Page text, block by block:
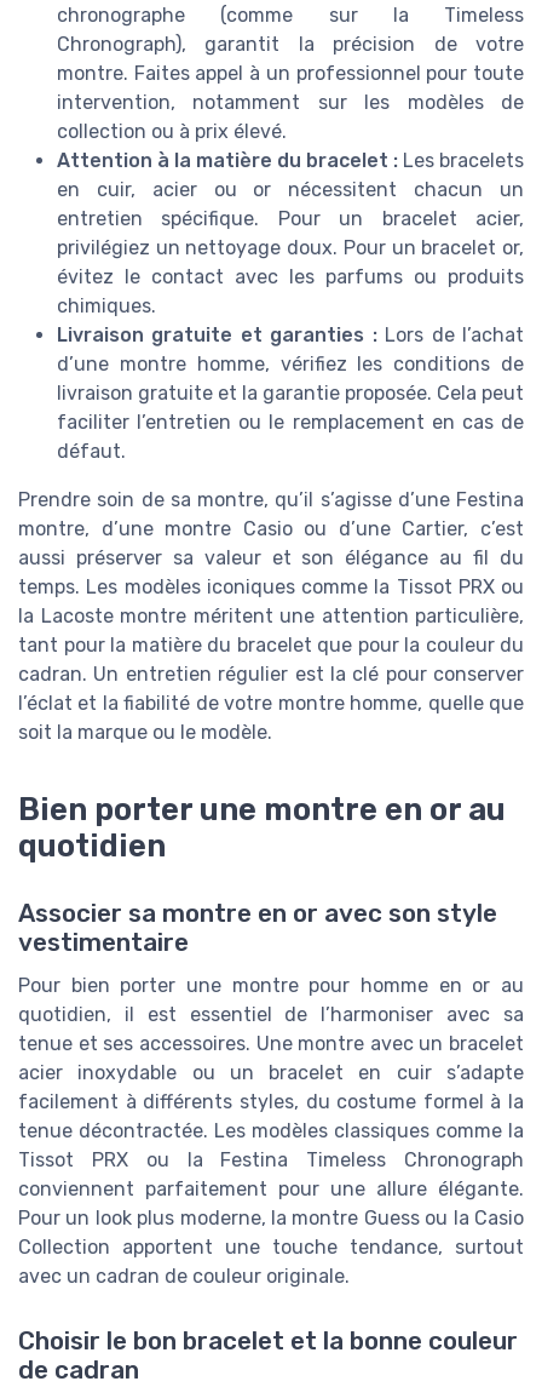
chronographe (comme sur la Timeless
Chronograph), garantit la précision de votre
montre. Faites appel à un professionnel pour toute
intervention, notamment sur les modèles de
collection ou à prix élevé.
Attention à la matière du bracelet : Les bracelets
en cuir, acier ou or nécessitent chacun un
entretien spécifique. Pour un bracelet acier,
privilégiez un nettoyage doux. Pour un bracelet or,
évitez le contact avec les parfums ou produits
chimiques.
Livraison gratuite et garanties :Lors de l’achat
d’une montre homme, vérifiez les conditions de
livraison gratuite et la garantie proposée. Cela peut
faciliter l’entretien ou le remplacement en cas de
défaut.
Prendre soin de sa montre, qu’il s’agisse d’une Festina
montre, d’une montre Casio ou d’une Cartier, c’est
aussi préserver sa valeur et son élégance au fil du
temps. Les modèles iconiques comme la Tissot PRX ou
la Lacoste montre méritent une attention particulière,
tant pour la matière du bracelet que pour la couleur du
cadran. Un entretien régulier est la clé pour conserver
l’éclat et la fiabilité de votre montre homme, quelle que
soit la marque ou le modèle.
Bien porter une montre en or au
quotidien
Associer sa montre en or avec son style
vestimentaire
Pour bien porter une montre pour homme en or au
quotidien, il est essentiel de l’harmoniser avec sa
tenue et ses accessoires. Une montre avec un bracelet
acier inoxydable ou un bracelet en cuir s’adapte
facilement à différents styles, du costume formel à la
tenue décontractée. Les modèles classiques comme la
Tissot PRX ou la Festina Timeless Chronograph
conviennent parfaitement pour une allure élégante.
Pour un look plus moderne, la montre Guess ou la Casio
Collection apportent une touche tendance, surtout
avec un cadran de couleur originale.
Choisir le bon bracelet et la bonne couleur
de cadran